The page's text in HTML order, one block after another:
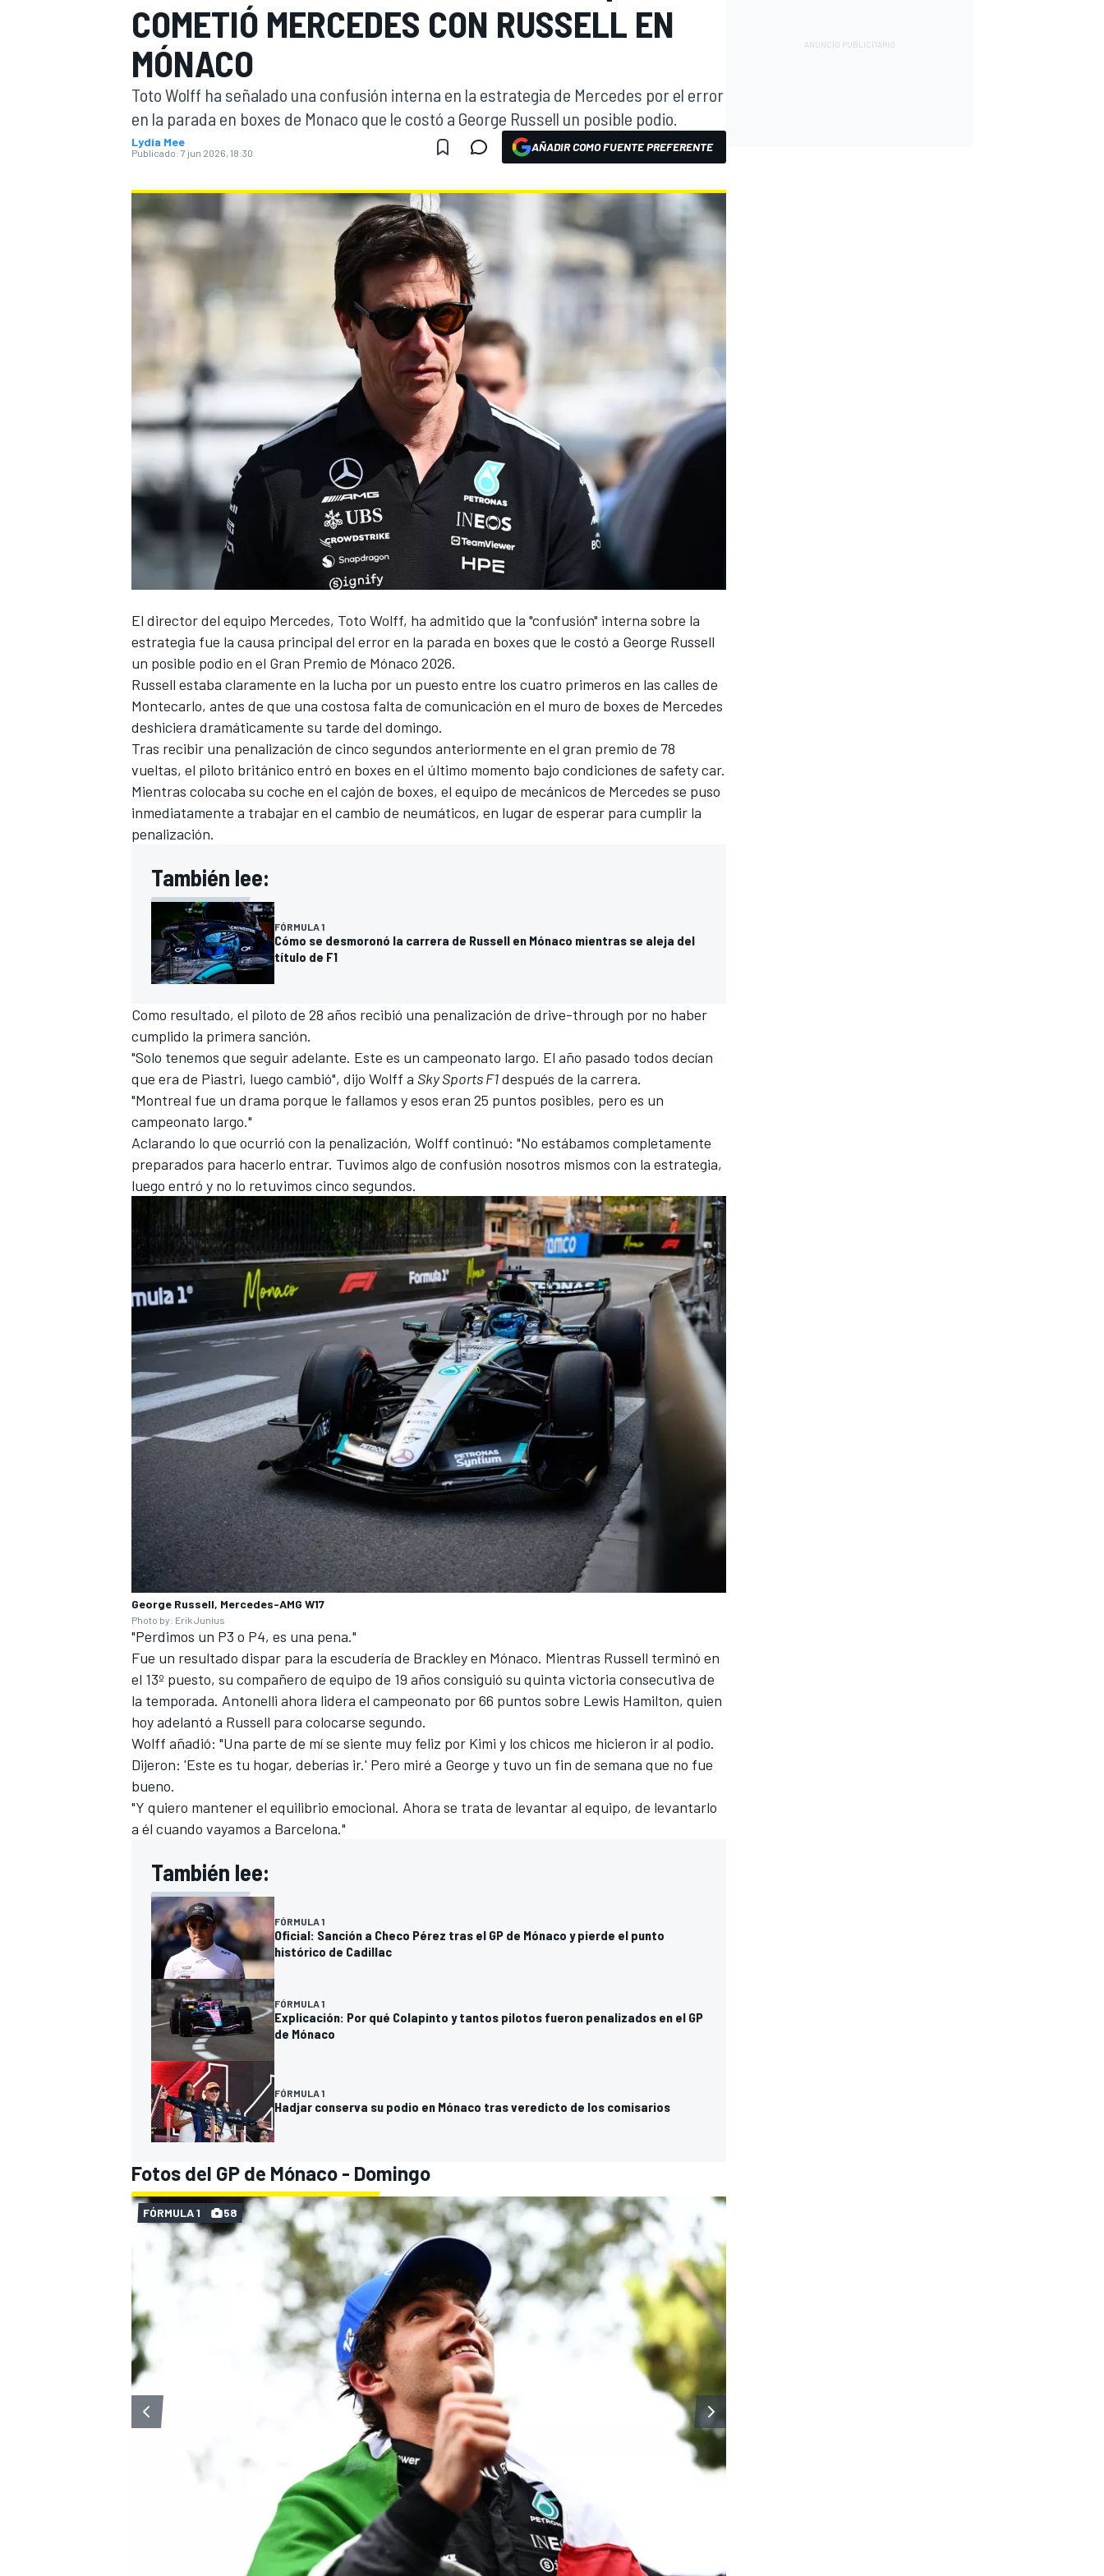
FÓRMULA E MOTO
COMETIÓ MERCEDES CON RUSSELL EN
MÓNACO
Toto Wolff ha señalado una confusión interna en la estrategia de Mercedes por el error
en la parada en boxes de Monaco que le costó a George Russell un posible podio.
Lydia Mee
Publicado: 7 jun 2026, 18:30 AÑADIR COMO FUENTE PREFERENTE
El director del equipo Mercedes, Toto Wolff, ha admitido que la "confusión" interna sobre la
estrategia fue la causa principal del error en la parada en boxes que le costó a George Russell
un posible podio en el Gran Premio de Mónaco 2026.
Russell estaba claramente en la lucha por un puesto entre los cuatro primeros en las calles de
Montecarlo, antes de que una costosa falta de comunicación en el muro de boxes de Mercedes
deshiciera dramáticamente su tarde del domingo.
Tras recibir una penalización de cinco segundos anteriormente en el gran premio de 78
vueltas, el piloto británico entró en boxes en el último momento bajo condiciones de safety car.
Mientras colocaba su coche en el cajón de boxes, el equipo de mecánicos de Mercedes se puso
inmediatamente a trabajar en el cambio de neumáticos, en lugar de esperar para cumplir la
penalización.
También lee:
FÓRMULA 1
Cómo se desmoronó la carrera de Russell en Mónaco mientras se aleja del
título de F1
Como resultado, el piloto de 28 años recibió una penalización de drive-through por no haber
cumplido la primera sanción.
"Solo tenemos que seguir adelante. Este es un campeonato largo. El año pasado todos decían
que era de Piastri, luego cambió", dijo Wolff a Sky Sports F1después de la carrera.
"Montreal fue un drama porque le fallamos y esos eran 25 puntos posibles, pero es un
campeonato largo."
Aclarando lo que ocurrió con la penalización, Wolff continuó: "No estábamos completamente
preparados para hacerlo entrar. Tuvimos algo de confusión nosotros mismos con la estrategia,
luego entró y no lo retuvimos cinco segundos.
George Russell, Mercedes-AMG W17
Photo by: Erik Junius
"Perdimos un P3 o P4, es una pena."
Fue un resultado dispar para la escudería de Brackley en Mónaco. Mientras Russell terminó en
el 13º puesto, su compañero de equipo de 19 años consiguió su quinta victoria consecutiva de
la temporada. Antonelli ahora lidera el campeonato por 66 puntos sobre Lewis Hamilton, quien
hoy adelantó a Russell para colocarse segundo.
Wolff añadió: "Una parte de mí se siente muy feliz por Kimi y los chicos me hicieron ir al podio.
Dijeron: 'Este es tu hogar, deberías ir.' Pero miré a George y tuvo un fin de semana que no fue
bueno.
"Y quiero mantener el equilibrio emocional. Ahora se trata de levantar al equipo, de levantarlo
a él cuando vayamos a Barcelona."
También lee:
FÓRMULA 1
Oficial: Sanción a Checo Pérez tras el GP de Mónaco y pierde el punto
histórico de Cadillac
FÓRMULA 1
Explicación: Por qué Colapinto y tantos pilotos fueron penalizados en el GP
de Mónaco
FÓRMULA 1
Hadjar conserva su podio en Mónaco tras veredicto de los comisarios
Fotos del GP de Mónaco - Domingo
FÓRMULA 1 58